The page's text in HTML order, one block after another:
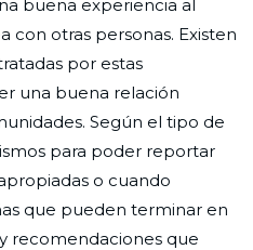
buena experiencia al
con otras personas. Existen
por estas
una buena relación
Según el tipo de
para poder reportar
o cuando
que pueden terminar en
recomendaciones que